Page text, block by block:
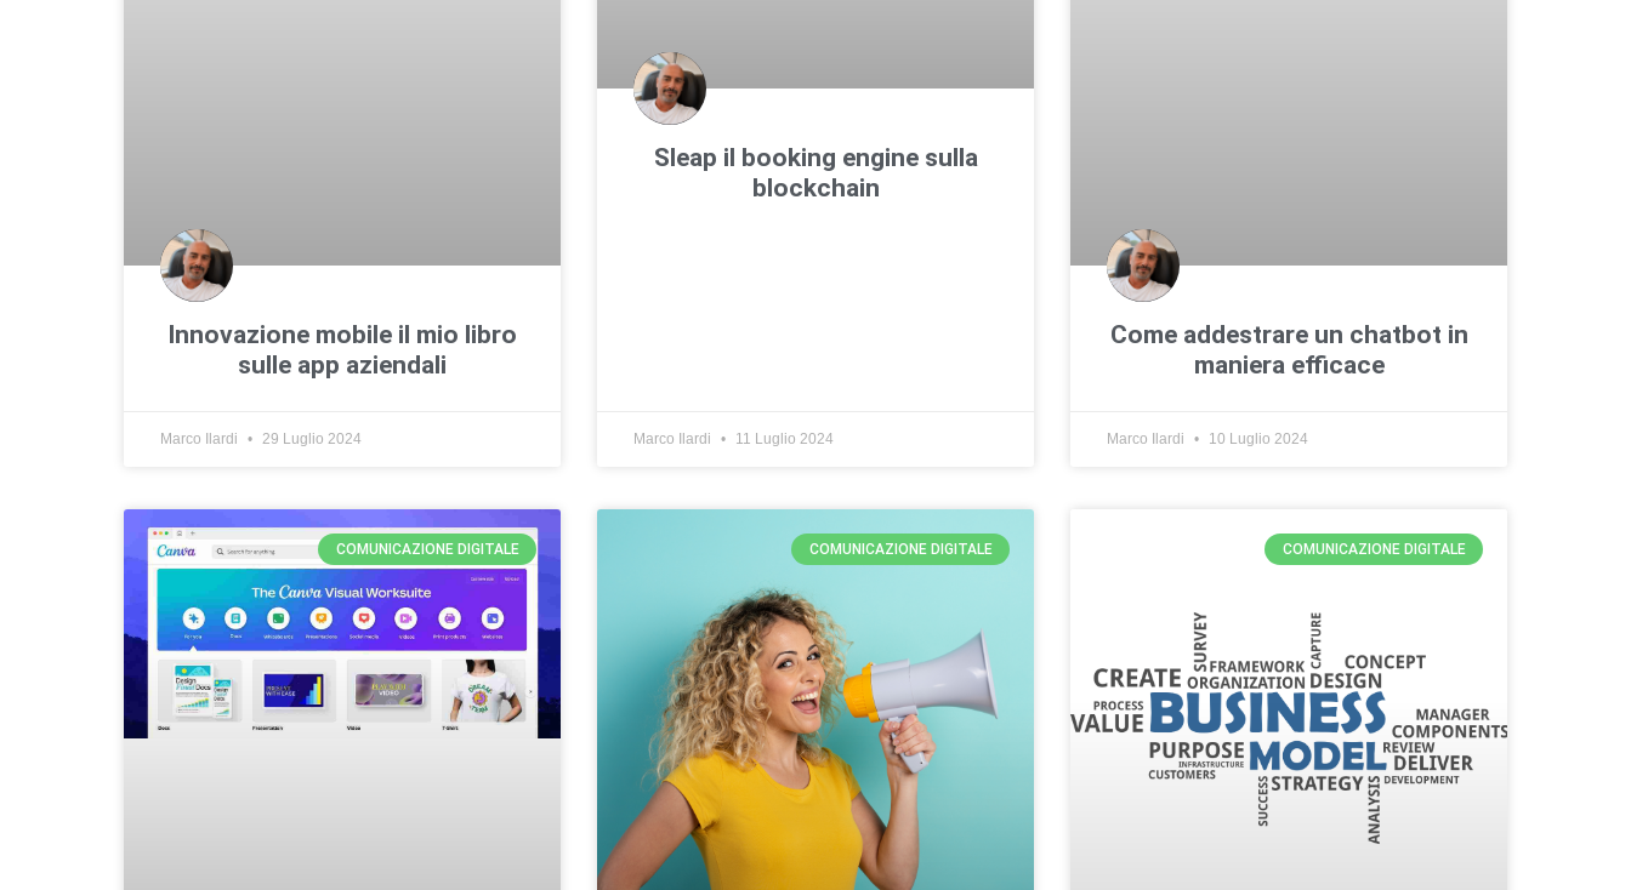
Innovazione mobile il mio libro
sulle app aziendali
Marco Ilardi 29 Luglio 2024
Sleap il booking engine sulla
blockchain
Marco Ilardi 11 Luglio 2024
Come addestrare un chatbot in
maniera efficace
Marco Ilardi 10 Luglio 2024
COMUNICAZIONE DIGITALE COMUNICAZIONE DIGITALE COMUNICAZIONE DIGITALE